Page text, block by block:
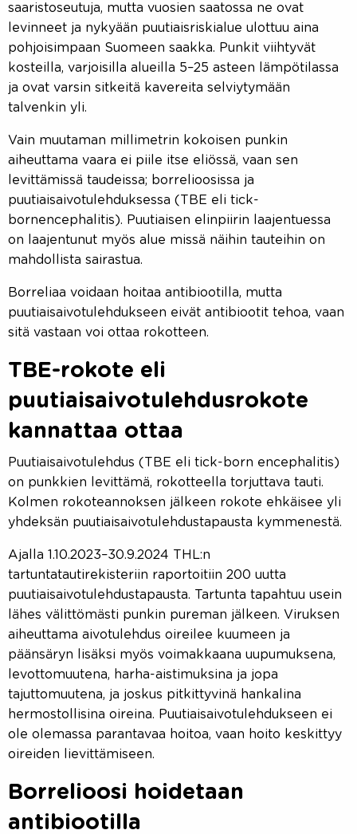
saaristoseutuja, mutta vuosien saatossa ne ovat
levinneet ja nykyään puutiaisriskialue ulottuu aina
pohjoisimpaan Suomeen saakka. Punkit viihtyvät
kosteilla, varjoisilla alueilla 5–25 asteen lämpötilassa
ja ovat varsin sitkeitä kavereita selviytymään
talvenkin yli.
Vain muutaman millimetrin kokoisen punkin
aiheuttama vaara ei piile itse eliössä, vaan sen
levittämissä taudeissa; borrelioosissa ja
puutiaisaivotulehduksessa (TBE eli tick-
bornencephalitis). Puutiaisen elinpiirin laajentuessa
on laajentunut myös alue missä näihin tauteihin on
mahdollista sairastua.
Borreliaa voidaan hoitaa antibiootilla, mutta
puutiaisaivotulehdukseen eivät antibiootit tehoa, vaan
sitä vastaan voi ottaa rokotteen.
TBE-rokote eli
puutiaisaivotulehdusrokote
kannattaa ottaa
Puutiaisaivotulehdus (TBE eli tick-born encephalitis)
on punkkien levittämä, rokotteella torjuttava tauti.
Kolmen rokoteannoksen jälkeen rokote ehkäisee yli
yhdeksän puutiaisaivotulehdustapausta kymmenestä.
Ajalla 1.10.2023–30.9.2024 THL:n
tartuntatautirekisteriin raportoitiin 200 uutta
puutiaisaivotulehdustapausta. Tartunta tapahtuu usein
lähes välittömästi punkin pureman jälkeen. Viruksen
aiheuttama aivotulehdus oireilee kuumeen ja
päänsäryn lisäksi myös voimakkaana uupumuksena,
levottomuutena, harha-aistimuksina ja jopa
tajuttomuutena, ja joskus pitkittyvinä hankalina
hermostollisina oireina. Puutiaisaivotulehdukseen ei
ole olemassa parantavaa hoitoa, vaan hoito keskittyy
oireiden lievittämiseen.
Borrelioosi hoidetaan
antibiootilla